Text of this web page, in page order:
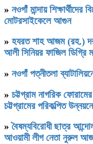
» নওগাঁ মান্দায়
মোটরসাইকেলে আগুন
» হযরত শাহ আজম (রহ.)
আলী সিনিয়র ফাজিল ডিগ্রি
» নওগাঁ পত্নীতলা
» চট্টগ্রাম নাগরিক ফোরামের
চট্টগ্রামের পরিকল্পিত
»বৈষম্যবিরোধী ছাত্র
আওয়ামী লীগ নেতা নুরুল